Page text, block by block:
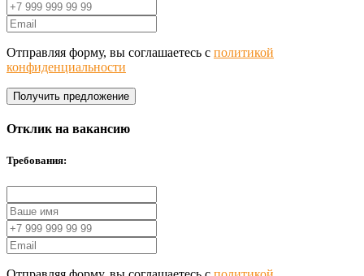
Отправляя форму, вы соглашаетесь с политикой
конфиденциальности
Получить предложение
Отклик на вакансию
Требования: